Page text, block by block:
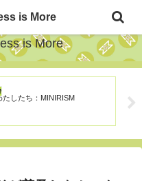
Art Movement!
MINIRISM
たしたち：MINIRISM ミ